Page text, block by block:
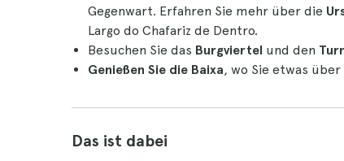
Gegenwart. Erfahren Sie mehr über die
Largo do Chafariz de Dentro.
Besuchen Sie das Burgviertel und den
Genießen Sie die Baixa, wo Sie etwas
Das ist dabei